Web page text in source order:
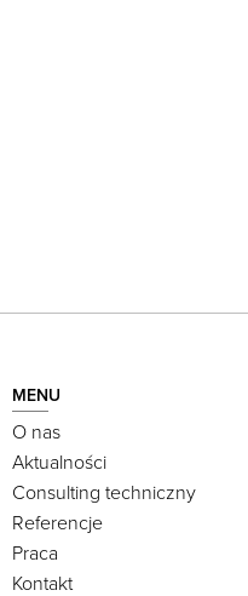
MENU
O nas
Aktualności
Consulting techniczny
Referencje
Praca
Kontakt